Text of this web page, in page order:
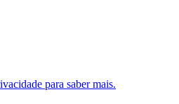
para saber mais.